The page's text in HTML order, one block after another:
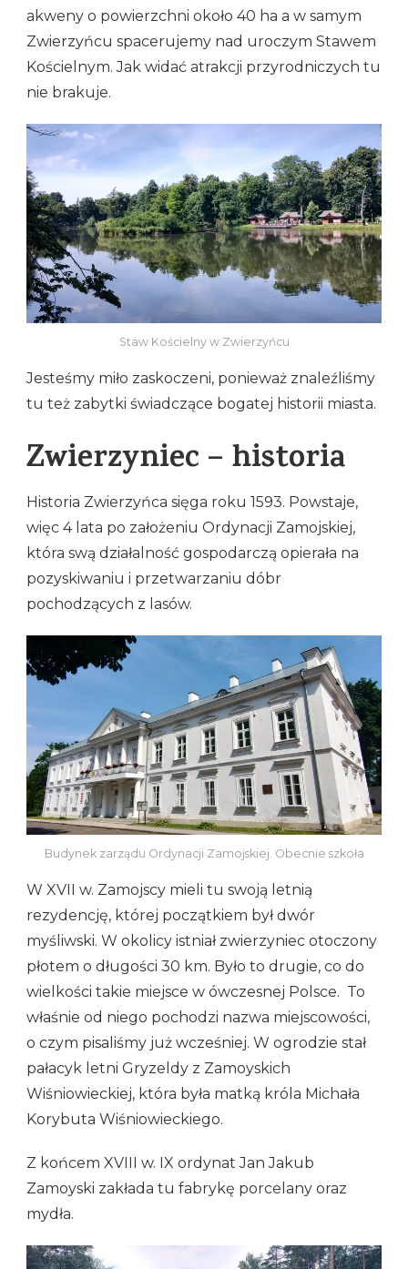
akweny o powierzchni około 40 ha a w samym
Zwierzyńcu spacerujemy nad uroczym Stawem
Kościelnym. Jak widać atrakcji przyrodniczych tu
nie brakuje.
Staw Kościelny w Zwierzyńcu
Jesteśmy miło zaskoczeni, ponieważ znaleźliśmy
tu też zabytki świadczące bogatej historii miasta.
Zwierzyniec – historia
Historia Zwierzyńca sięga roku 1593. Powstaje,
więc 4 lata po założeniu Ordynacji Zamojskiej,
która swą działalność gospodarczą opierała na
pozyskiwaniu i przetwarzaniu dóbr
pochodzących z lasów.
Budynek zarządu Ordynacji Zamojskiej. Obecnie szkoła
W XVII w. Zamojscy mieli tu swoją letnią
rezydencję, której początkiem był dwór
myśliwski. W okolicy istniał zwierzyniec otoczony
płotem o długości 30 km. Było to drugie, co do
wielkości takie miejsce w ówczesnej Polsce. To
właśnie od niego pochodzi nazwa miejscowości,
o czym pisaliśmy już wcześniej. W ogrodzie stał
pałacyk letni Gryzeldy z Zamoyskich
Wiśniowieckiej, która była matką króla Michała
Korybuta Wiśniowieckiego.
Z końcem XVIII w. IX ordynat Jan Jakub
Zamoyski zakłada tu fabrykę porcelany oraz
mydła.